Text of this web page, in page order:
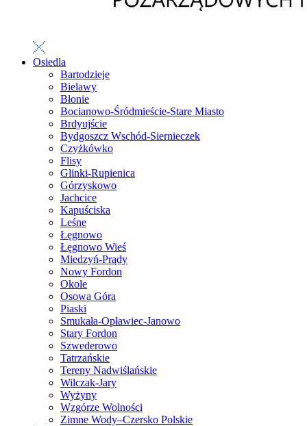
Osiedla
Bartodzieje
Bielawy
Błonie
Bocianowo-Śródmieście-Stare Miasto
Brdyujście
Bydgoszcz Wschód-Siernieczek
Czyżkówko
Flisy
Glinki-Rupienica
Górzyskowo
Jachcice
Kapuściska
Leśne
Łęgnowo
Łęgnowo Wieś
Miedzyń-Prądy
Nowy Fordon
Okole
Osowa Góra
Piaski
Smukała-Opławiec-Janowo
Stary Fordon
Szwederowo
Tatrzańskie
Tereny Nadwiślańskie
Wilczak-Jary
Wyżyny
Wzgórze Wolności
Zimne Wody–Czersko Polskie